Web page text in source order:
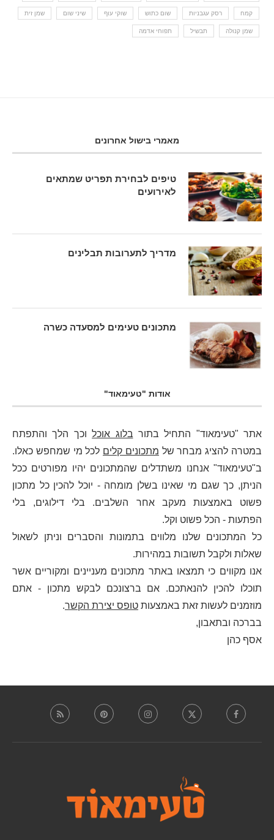
קמח רסק עגבניות שום כתוש שוקי עוף שיני שום שמן זית
שמן קנולה תבשיל תפוחי אדמה
מאמרי בישול אחרונים
טיפים לבחירת תפריט שמתאים
לאירועים
מדריך לתערובות תבלינים
מתכונים טעימים למסעדה כשרה
אודות "טעימאוד"
אתר "טעימאוד" התחיל בתור בלוג אוכלוכך הלך והתפתח
במטרה להציג מבחר של מתכונים קלים לכל מי שמחפש כאלו.
ב"טעימאוד" אנחנו משתדלים שהמתכונים יהיו מפורטים ככל
הניתן, כך שגם מי שאינו בשלן מומחה - יוכל להכין כל מתכון
פשוט באמצעות מעקב אחר השלבים. בלי דילוגים, בלי
הפתעות - הכל פשוט וקל.
כל המתכונים שלנו מלווים בתמונות והסברים וניתן לשאול
שאלות ולקבל תשובות במהירות.
אנו מקווים כי תמצאו באתר מתכונים מעניינים ומקוריים אשר
תוכלו להכין להנאתכם. אם ברצונכם לבקש מתכון - אתם
מוזמנים לעשות זאת באמצעות טופס יצירת הקשר.
בברכה ובתאבון,
אסף כהן